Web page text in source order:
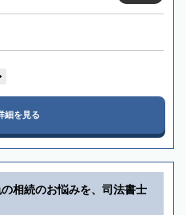
細を見る
相続のお悩みを、司法書士